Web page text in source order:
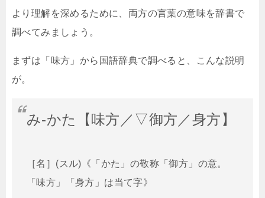
より理解を深めるために、両方の言葉の意味を辞書で
調べてみましょう。
まずは「味方」から国語辞典で調べると、こんな説明
が。
み‐かた【味方／▽御方／身方】
［名］(スル)《「かた」の敬称「御方」の意。
「味方」「身方」は当て字》